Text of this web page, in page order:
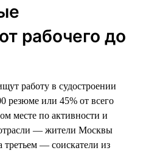
рабочего до
работу в судостроении
резюме или 45% от всего
месте по активности и
— жители Москвы
третьем — соискатели из